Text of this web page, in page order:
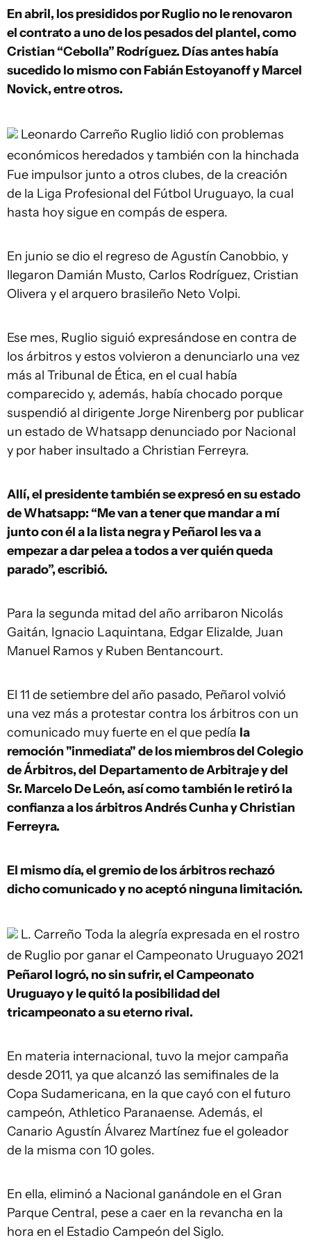
En abril, los presididos por Ruglio no le renovaron
el contrato a uno de los pesados del plantel, como
Cristian “Cebolla” Rodríguez. Días antes había
sucedido lo mismo con Fabián Estoyanoff y Marcel
Novick, entre otros.
Leonardo Carreño Ruglio lidió con problemas
económicos heredados y también con la hinchada
Fue impulsor junto a otros clubes, de la creación
de la Liga Profesional del Fútbol Uruguayo, la cual
hasta hoy sigue en compás de espera.
En junio se dio el regreso de Agustín Canobbio, y
llegaron Damián Musto, Carlos Rodríguez, Cristian
Olivera y el arquero brasileño Neto Volpi.
Ese mes, Ruglio siguió expresándose en contra de
los árbitros y estos volvieron a denunciarlo una vez
más al Tribunal de Ética, en el cual había
comparecido y, además, había chocado porque
suspendió al dirigente Jorge Nirenberg por publicar
un estado de Whatsapp denunciado por Nacional
y por haber insultado a Christian Ferreyra.
Allí, el presidente también se expresó en su estado
de Whatsapp: “Me van a tener que mandar a mí
junto con él a la lista negra y Peñarol les va a
empezar a dar pelea a todos a ver quién queda
parado”, escribió.
Para la segunda mitad del año arribaron Nicolás
Gaitán, Ignacio Laquintana, Edgar Elizalde, Juan
Manuel Ramos y Ruben Bentancourt.
El 11 de setiembre del año pasado, Peñarol volvió
una vez más a protestar contra los árbitros con un
comunicado muy fuerte en el que pedía la
remoción "inmediata" de los miembros del Colegio
de Árbitros, del Departamento de Arbitraje y del
Sr. Marcelo De León,así comotambién le retiró la
confianza a los árbitros Andrés Cunha y Christian
Ferreyra.
El mismo día, el gremio de los árbitros rechazó
dicho comunicado y no aceptó ninguna limitación.
L. Carreño Toda la alegría expresada en el rostro
de Ruglio por ganar el Campeonato Uruguayo 2021
Peñarol logró, no sin sufrir, el Campeonato
Uruguayo y le quitó la posibilidad del
tricampeonato a su eterno rival.
En materia internacional, tuvo la mejor campaña
desde 2011, ya que alcanzó las semifinales de la
Copa Sudamericana, en la que cayó con el futuro
campeón, Athletico Paranaense. Además, el
Canario Agustín Álvarez Martínez fue el goleador
de la misma con 10 goles.
En ella, eliminó a Nacional ganándole en el Gran
Parque Central, pese a caer en la revancha en la
hora en el Estadio Campeón del Siglo.